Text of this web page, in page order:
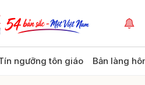
ngưỡng tôn giáo Bản làng